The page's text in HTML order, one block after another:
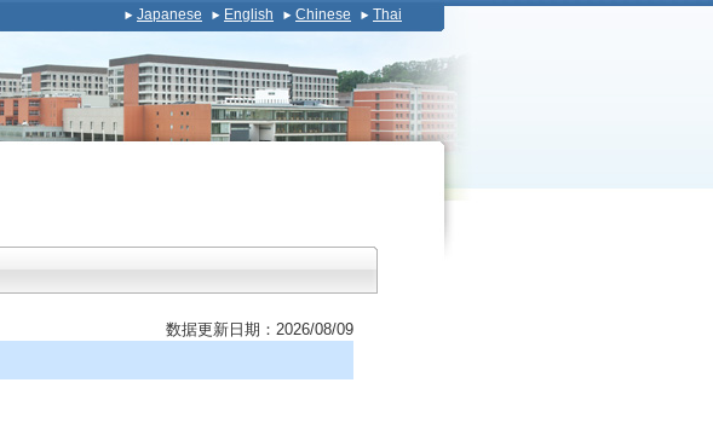
Japanese English Chinese Thai
数据更新日期：2026/08/09